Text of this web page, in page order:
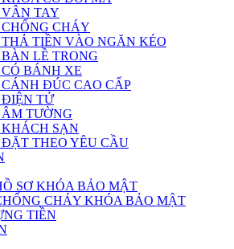
TAY
CHÁY
TIỀN VÀO NGĂN KÉO
LỀ TRONG
BÁNH XE
ĐÚC CAO CẤP
ĐIỆN TỬ
TƯỜNG
SẠN
THEO YÊU CẦU
SƠ KHÓA BẢO MẬT
CHÁY KHÓA BẢO MẬT
TIỀN